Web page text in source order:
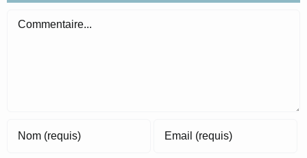
Commentaire